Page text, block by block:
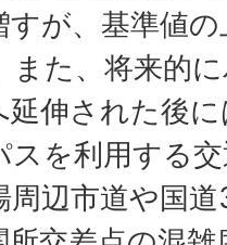
が、基準値
また、将来的
延伸された後
スを利用する
周辺市道や国